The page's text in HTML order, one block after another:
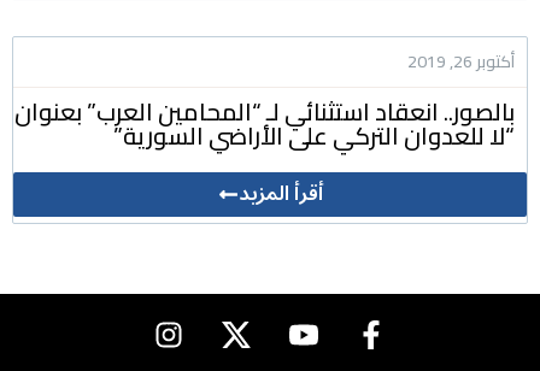
أكتوبر 26, 2019
بالصور.. انعقاد استثنائي لـ “المحامين العرب” بعنوان
“لا للعدوان التركي على الأراضي السورية”
أقرأ المزيد